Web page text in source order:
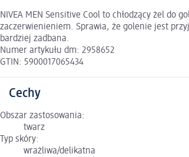
NIVEA MEN Sensitive Cool to chłodzący żel
zaczerwienieniem. Sprawia, że golenie jest
bardziej zadbana.
Numer artykułu dm: 2958652
GTIN: 5900017065434
Cechy
Obszar zastosowania:
twarz
Typ skóry:
wrażliwa/delikatna